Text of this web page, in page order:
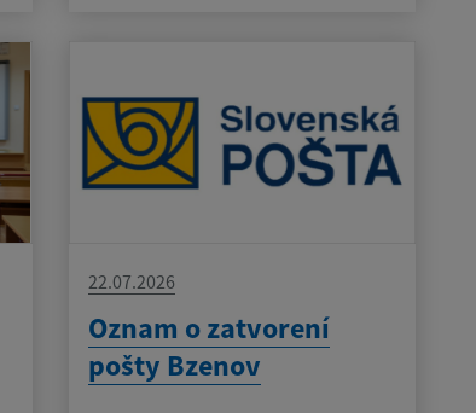
22.07.2026
Oznam o zatvorení
pošty Bzenov